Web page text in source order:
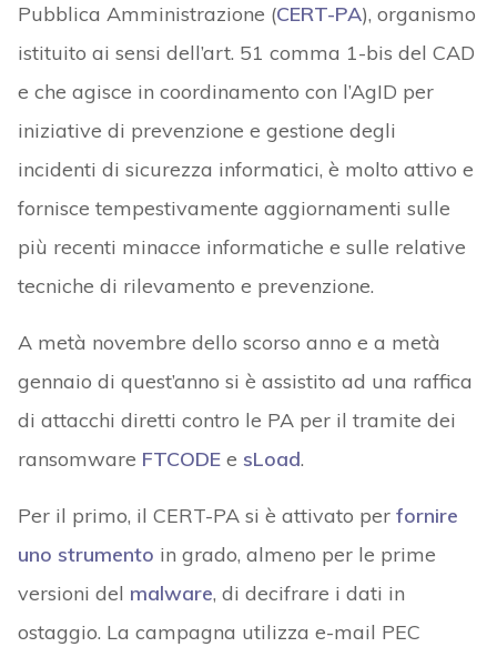
Pubblica Amministrazione (CERT-PA), organismo
istituito ai sensi dell’art. 51 comma 1-bis del CAD
e che agisce in coordinamento con l’AgID per
iniziative di prevenzione e gestione degli
incidenti di sicurezza informatici, è molto attivo e
fornisce tempestivamente aggiornamenti sulle
più recenti minacce informatiche e sulle relative
tecniche di rilevamento e prevenzione.
A metà novembre dello scorso anno e a metà
gennaio di quest’anno si è assistito ad una raffica
di attacchi diretti contro le PA per il tramite dei
ransomware FTCODEe sLoad.
Per il primo, il CERT-PA si è attivato per fornire
uno strumento in grado, almeno per le prime
versioni del malware, di decifrare i dati in
ostaggio. La campagna utilizza e-mail PEC